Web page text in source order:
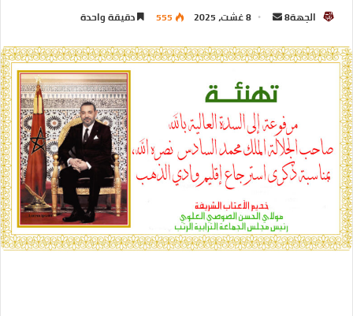
الجهة8 8 غشت، 2025 555 دقيقة واحدة